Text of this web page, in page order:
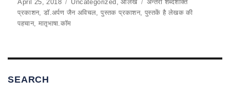
c
e
o
k
at
s
p
ai
l
e
gr
m
ar
e
Posted
on
April 25, 2018 Categories
Uncategorized ,आलेख Tags
अन्तरा शब्दशक्ति
प्रकाशन,डॉ.अर्पण जैन अविचल,पुस्तक प्रकाशन,पुस्तकें है लेखक की
पहचान, मातृभाषा.कॉम
SEARCH